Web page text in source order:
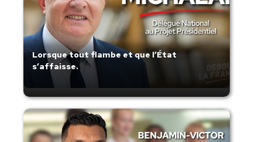
Lorsque tout flambe et que l’État
s’affaisse.